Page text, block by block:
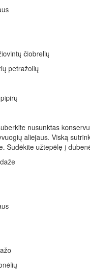
čiobrelių
petražolių
nusunktas
aliejaus. Viską
Sudėkite užtepėlę į